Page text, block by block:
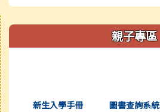
右邊區域內容 親子專區
新生入學手冊 圖書查詢系統